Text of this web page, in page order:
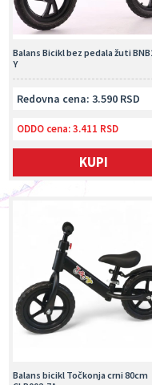
Balans Bicikl bez pedala žuti
Y
Redovna cena: 3.590 RSD
ODDO cena:3.411 RSD
KUPI
Balans bicikl Točkonja crni 80cm